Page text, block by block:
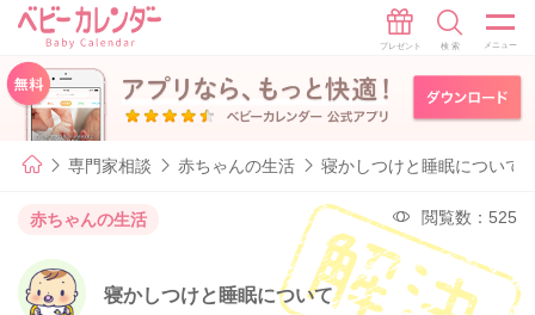
専門家相談 赤ちゃんの生活 寝かしつけと睡眠について
赤ちゃんの生活 閲覧数：525
寝かしつけと睡眠について